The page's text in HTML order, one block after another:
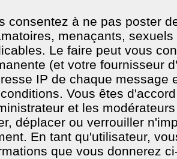
consentez à ne pas poster
menaçants,
Le faire peut vous
(et votre fournisseur
IP de chaque message
Vous êtes
et les
déplacer ou verrouiller
En tant qu'utilisateur,
que vous donnerez